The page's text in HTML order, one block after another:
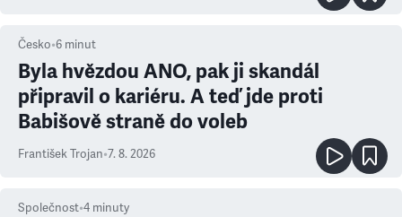
Česko•6 minut
Byla hvězdou ANO, pak ji skandál
připravil o kariéru. A teď jde proti
Babišově straně do voleb
František Trojan•7. 8. 2026
Společnost•4 minuty